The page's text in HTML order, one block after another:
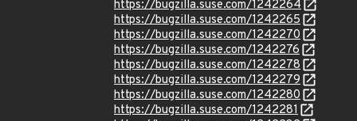
https://bugzilla.suse.com/1242264
https://bugzilla.suse.com/1242265
https://bugzilla.suse.com/1242270
https://bugzilla.suse.com/1242276
https://bugzilla.suse.com/1242278
https://bugzilla.suse.com/1242279
https://bugzilla.suse.com/1242280
https://bugzilla.suse.com/1242281